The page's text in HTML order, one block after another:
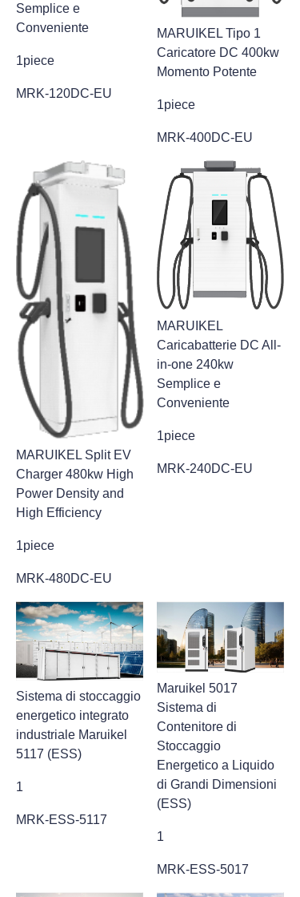
Semplice e
Conveniente
1piece
MRK-120DC-EU
MARUIKEL Tipo 1
Caricatore DC 400kw
Momento Potente
1piece
MRK-400DC-EU
MARUIKEL Split EV
Charger 480kw High
Power Density and
High Efficiency
1piece
MRK-480DC-EU
MARUIKEL
Caricabatterie DC All-
in-one 240kw
Semplice e
Conveniente
1piece
MRK-240DC-EU
Sistema di stoccaggio
energetico integrato
industriale Maruikel
5117 (ESS)
1
MRK-ESS-5117
Maruikel 5017
Sistema di
Contenitore di
Stoccaggio
Energetico a Liquido
di Grandi Dimensioni
(ESS)
1
MRK-ESS-5017